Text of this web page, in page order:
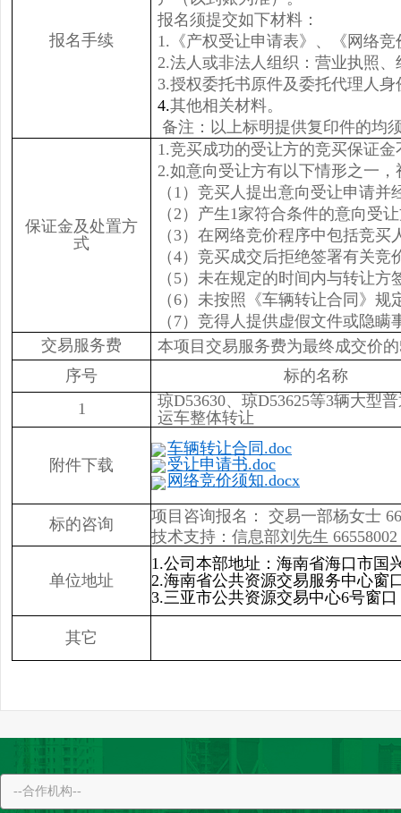
报名手续
报名须提交如下材料：
1.《产权受让申请表》、《网络
2.法人或非法人组织：营业执照
3.授权委托书原件及委托代理人
4.其他相关材料。
备注：以上标明提供复印件的均
保证金及处置方
式
1.竞买成功的受让方的竞买保证
2.如意向受让方有以下情形之一
（1）竞买人提出意向受让申请
（2）产生1家符合条件的意向受
（3）在网络竞价程序中包括竞
（4）竞买成交后拒绝签署有关竞
（5）未在规定的时间内与转让
（6）未按照《车辆转让合同》
（7）竞得人提供虚假文件或隐瞒
交易服务费
本项目交易服务费为最终成交价
序号
标的名称
1
琼D53630、琼D53625等3辆大型
运车整体转让
附件下载
车辆转让合同.doc
受让申请书.doc
网络竞价须知.docx
标的咨询 项目咨询报名：
交易一部杨女士
技术支持：信息部刘先生 66558002
单位地址
1.公司本部地址：海南省海口市国
2.海南省公共资源交易服务中心窗
3.三亚市公共资源交易中心6号窗
其它